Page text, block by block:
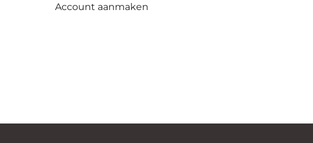
Account aanmaken